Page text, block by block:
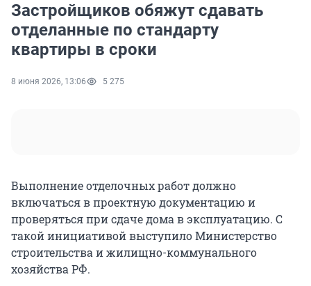
Застройщиков обяжут сдавать
отделанные по стандарту
квартиры в сроки
8 июня 2026, 13:06 5 275
Выполнение отделочных работ должно
включаться в проектную документацию и
проверяться при сдаче дома в эксплуатацию. С
такой инициативой выступило Министерство
строительства и жилищно-коммунального
хозяйства РФ.